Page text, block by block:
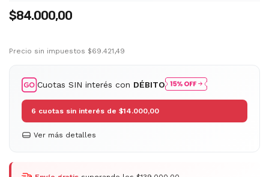
$84.000,00
Precio sin impuestos $69.421,49
Cuotas SIN interés con DÉBITO
6 cuotas sin interés de $14.000,00
Ver más detalles